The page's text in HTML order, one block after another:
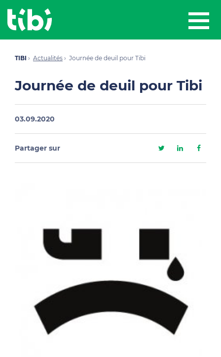
TIBI Actualités Journée de deuil pour Tibi
Journée de deuil pour Tibi
03.09.2020
Partager sur